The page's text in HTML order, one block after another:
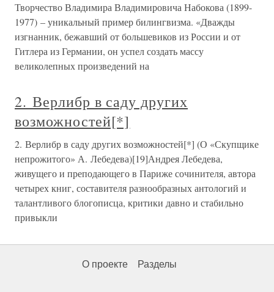
Творчество Владимира Владимировича Набокова (1899-
1977) – уникальный пример билингвизма. «Дважды
изгнанник, бежавший от большевиков из России и от
Гитлера из Германии, он успел создать массу
великолепных произведений на
2. Верлибр в саду других
возможностей[*]
2. Верлибр в саду других возможностей[*] (О «Скупщике
непрожитого» А. Лебедева)[19]Андрея Лебедева,
живущего и преподающего в Париже сочинителя, автора
четырех книг, составителя разнообразных антологий и
талантливого блогописца, критики давно и стабильно
привыкли
О проекте Разделы